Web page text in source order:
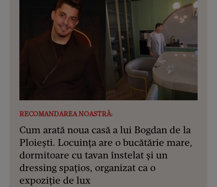
RECOMANDAREA NOASTRĂ:
Cum arată noua casă a lui Bogdan de la
Ploiești. Locuința are o bucătărie mare,
dormitoare cu tavan înstelat și un
dressing spațios, organizat ca o
expoziție de lux